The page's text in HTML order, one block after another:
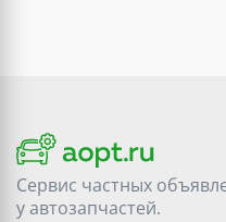
Сервис частных
уавтозапчастей.